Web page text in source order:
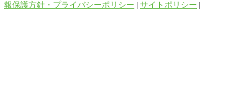
報保護方針・プライバシーポリシー | サイトポリシー |